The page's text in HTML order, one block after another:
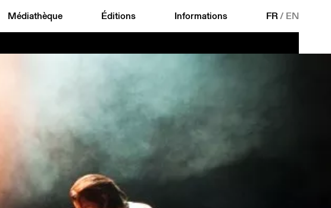
Médiathèque Éditions Informations FR/ EN